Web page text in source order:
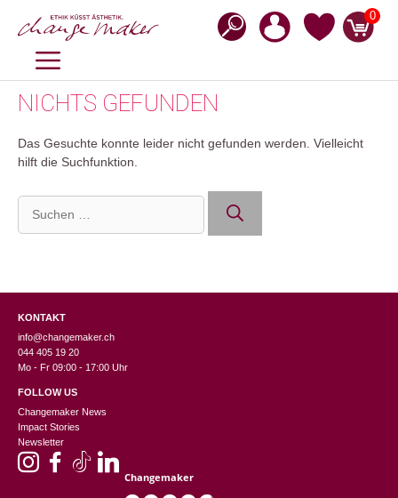
Inhalt
0
MENÜ
NICHTS GEFUNDEN
Das Gesuchte konnte leider nicht gefunden werden. Vielleicht
hilft die Suchfunktion.
Suchen
nach:
KONTAKT
info@changemaker.ch
044 405 19 20
Mo - Fr 09:00 - 17:00 Uhr
FOLLOW US
Changemaker News
Impact Stories
Newsletter
Changemaker